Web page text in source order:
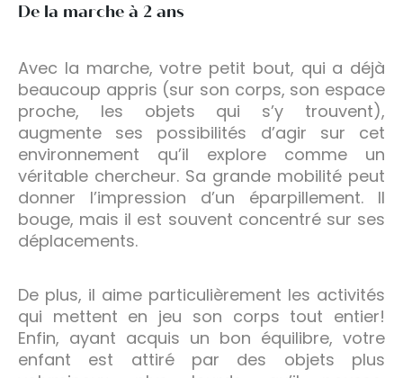
De la marche à 2 ans
Avec la marche, votre petit bout, qui a déjà
beaucoup appris (sur son corps, son espace
proche, les objets qui s’y trouvent),
augmente ses possibilités d’agir sur cet
environnement qu’il explore comme un
véritable chercheur. Sa grande mobilité peut
donner l’impression d’un éparpillement. Il
bouge, mais il est souvent concentré sur ses
déplacements.
De plus, il aime particulièrement les activités
qui mettent en jeu son corps tout entier!
Enfin, ayant acquis un bon équilibre, votre
enfant est attiré par des objets plus